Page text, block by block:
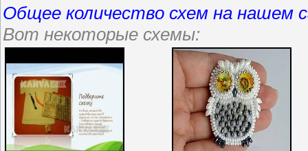
Общее количество схем на нашем
Вот некоторые схемы: